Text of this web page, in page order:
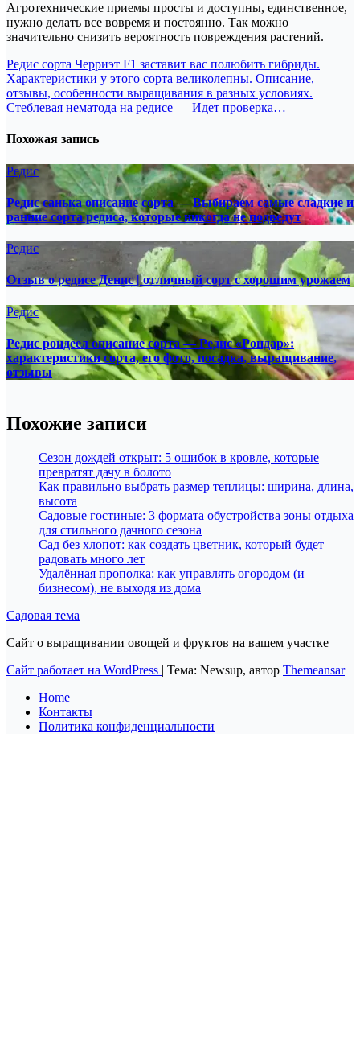
Агротехнические приемы просты и доступны, единственное,
нужно делать все вовремя и постоянно. Так можно
значительно снизить вероятность повреждения растений.
Навигация
по
записям
Редис сорта Черриэт F1 заставит вас полюбить гибриды.
Характеристики у этого сорта великолепны. Описание,
отзывы, особенности выращивания в разных условиях.
Стеблевая нематода на редисе — Идет проверка…
Похожая запись
Редис
Редис санька описание сорта — Выбираем самые сладкие и
ранние сорта редиса, которые никогда не подведут
Редис
Отзыв о редисе Денис | отличный сорт с хорошим урожаем
Редис
Редис рондеел описание сорта — Редис «Рондар»:
характеристики сорта, его фото, посадка, выращивание,
отзывы
Похожие записи
Сезон дождей открыт: 5 ошибок в кровле, которые
превратят дачу в болото
Как правильно выбрать размер теплицы: ширина, длина,
высота
Садовые гостиные: 3 формата обустройства зоны отдыха
для стильного дачного сезона
Сад без хлопот: как создать цветник, который будет
радовать много лет
Удалённая прополка: как управлять огородом (и
бизнесом), не выходя из дома
Садовая тема
Сайт о выращивании овощей и фруктов на вашем участке
Сайт работает на WordPress | Тема: Newsup, автор Themeansar
Home
Контакты
Политика конфиденциальности